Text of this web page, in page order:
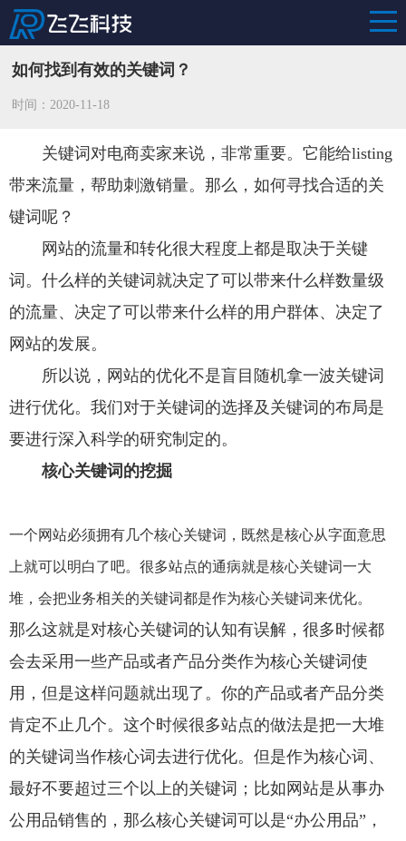
如何找到有效的关键词？
时间：2020-11-18
关键词对电商卖家来说，非常重要。它能给listing
带来流量，帮助刺激销量。那么，如何寻找合适的关
键词呢？
网站的流量和转化很大程度上都是取决于关键
词。什么样的关键词就决定了可以带来什么样数量级
的流量、决定了可以带来什么样的用户群体、决定了
网站的发展。
所以说，网站的优化不是盲目随机拿一波关键词
进行优化。我们对于关键词的选择及关键词的布局是
要进行深入科学的研究制定的。
核心关键词的挖掘
一个网站必须拥有几个核心关键词，既然是核心从字面意思
上就可以明白了吧。很多站点的通病就是核心关键词一大
堆，会把业务相关的关键词都是作为核心关键词来优化。
那么这就是对核心关键词的认知有误解，很多时候都
会去采用一些产品或者产品分类作为核心关键词使
用，但是这样问题就出现了。你的产品或者产品分类
肯定不止几个。这个时候很多站点的做法是把一大堆
的关键词当作核心词去进行优化。但是作为核心词、
最好不要超过三个以上的关键词；比如网站是从事办
公用品销售的，那么核心关键词可以是“办公用品”，